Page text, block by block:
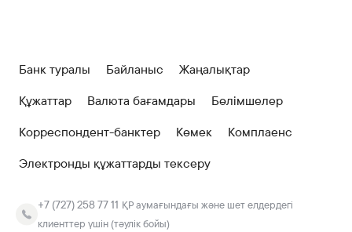
Банк туралы Байланыс
Жаңалықтар
Құжаттар
Валюта бағамдары
Бөлімшелер
Корреспондент-банктер
Көмек
Комплаенс
Электронды құжаттарды тексеру
+7 (727) 258 77 11 ҚР аумағындағы және шет елдердегі
клиенттер үшін (тәулік бойы)